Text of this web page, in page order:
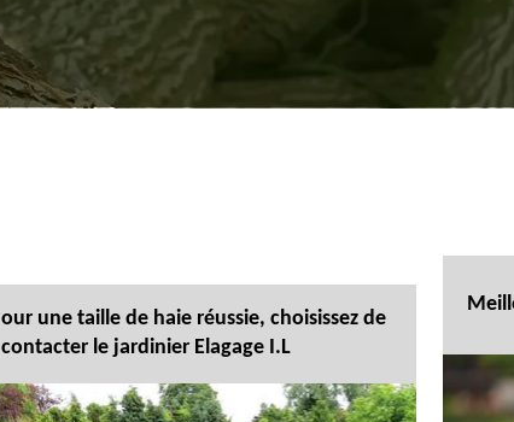
our une taille de haie réussie, choisissez de
contacter le jardinier Elagage I.L